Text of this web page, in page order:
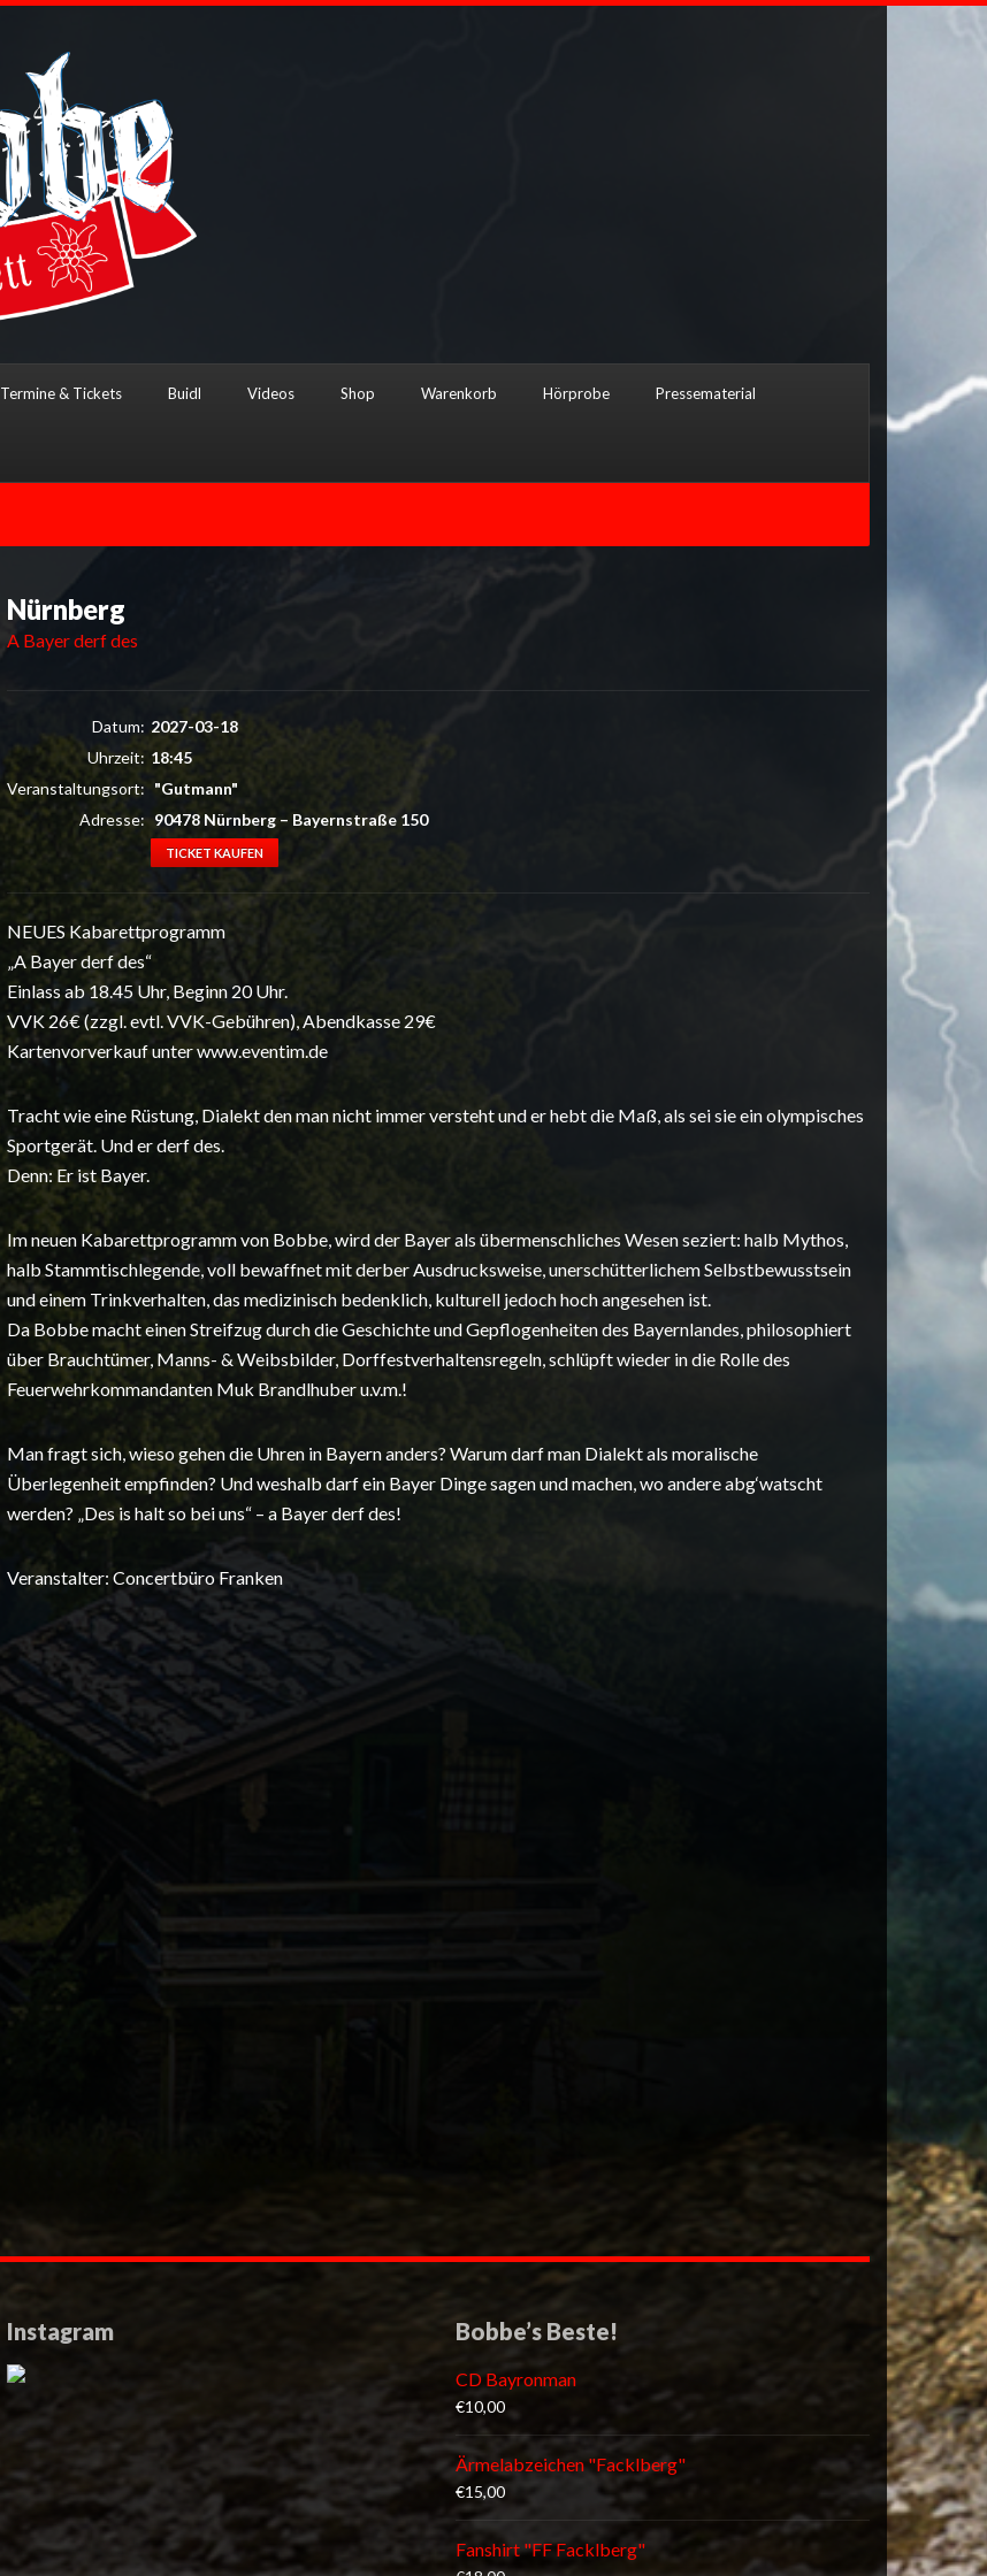
Termine & Tickets Buidl Videos Shop Warenkorb Hörprobe Pressematerial
Nürnberg
A Bayer derf des
Datum: 2027-03-18
Uhrzeit: 18:45
Veranstaltungsort: "Gutmann"
Adresse: 90478 Nürnberg – Bayernstraße 150
TICKET KAUFEN
NEUES Kabarettprogramm
„A Bayer derf des“
Einlass ab 18.45 Uhr, Beginn 20 Uhr.
VVK 26€ (zzgl. evtl. VVK-Gebühren), Abendkasse 29€
Kartenvorverkauf unter www.eventim.de
Tracht wie eine Rüstung, Dialekt den man nicht immer versteht und er hebt die Maß, als sei sie ein olympisches
Sportgerät. Und er derf des.
Denn: Er ist Bayer.
Im neuen Kabarettprogramm von Bobbe, wird der Bayer als übermenschliches Wesen seziert: halb Mythos,
halb Stammtischlegende, voll bewaffnet mit derber Ausdrucksweise, unerschütterlichem Selbstbewusstsein
und einem Trinkverhalten, das medizinisch bedenklich, kulturell jedoch hoch angesehen ist.
Da Bobbe macht einen Streifzug durch die Geschichte und Gepflogenheiten des Bayernlandes, philosophiert
über Brauchtümer, Manns- & Weibsbilder, Dorffestverhaltensregeln, schlüpft wieder in die Rolle des
Feuerwehrkommandanten Muk Brandlhuber u.v.m.!
Man fragt sich, wieso gehen die Uhren in Bayern anders? Warum darf man Dialekt als moralische
Überlegenheit empfinden? Und weshalb darf ein Bayer Dinge sagen und machen, wo andere abg‘watscht
werden? „Des is halt so bei uns“ – a Bayer derf des!
Veranstalter: Concertbüro Franken
Instagram Bobbe’s Beste!
CD Bayronman
€10,00
Ärmelabzeichen "Facklberg"
€15,00
Fanshirt "FF Facklberg"